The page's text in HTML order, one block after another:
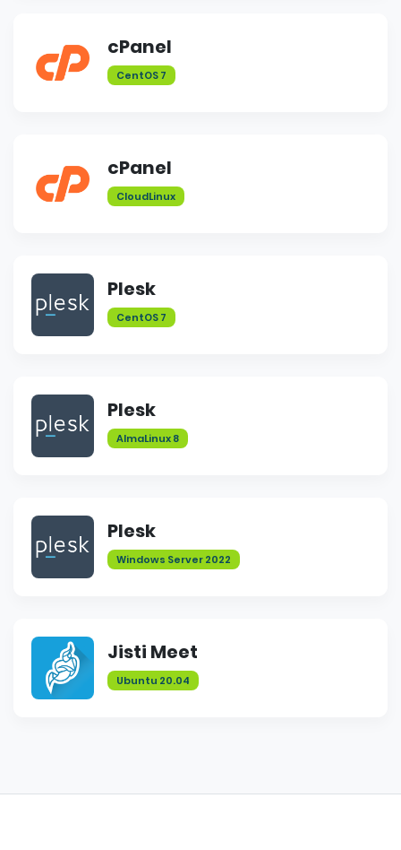
cPanel
CentOS 7
cPanel
CloudLinux
Plesk
CentOS 7
Plesk
AlmaLinux 8
Plesk
Windows Server 2022
Jisti Meet
Ubuntu 20.04